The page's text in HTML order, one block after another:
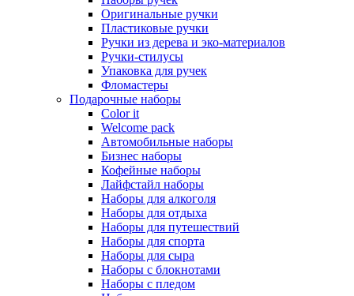
Оригинальные ручки
Пластиковые ручки
Ручки из дерева и эко-материалов
Ручки-стилусы
Упаковка для ручек
Фломастеры
Подарочные наборы
Color it
Welcome pack
Автомобильные наборы
Бизнес наборы
Кофейные наборы
Лайфстайл наборы
Наборы для алкоголя
Наборы для отдыха
Наборы для путешествий
Наборы для спорта
Наборы для сыра
Наборы с блокнотами
Наборы с пледом